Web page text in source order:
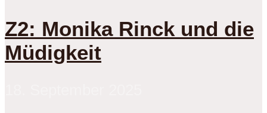
Z2: Monika Rinck und die
Müdigkeit